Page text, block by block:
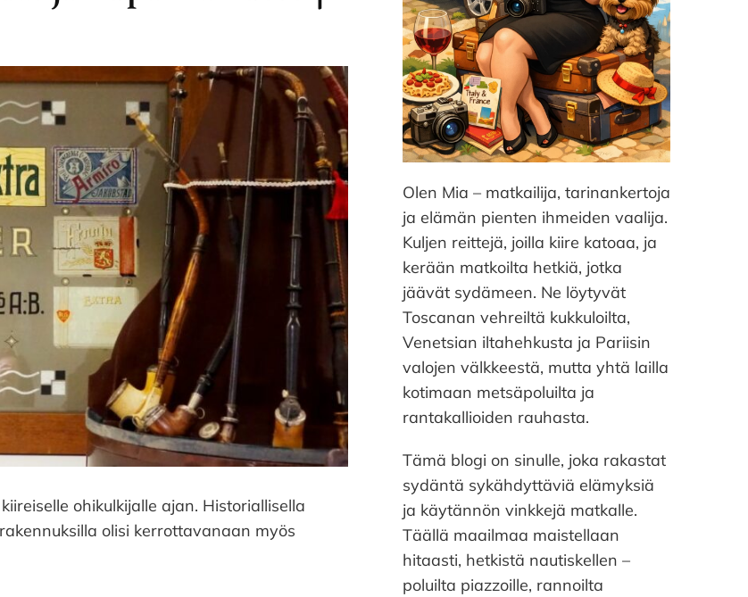
ohikulkijalle ajan. Historiallisella
olisi kerrottavanaan myös
Olen Mia – matkailija, tarinankertoja
ja elämän pienten ihmeiden vaalija.
Kuljen reittejä, joilla kiire katoaa, ja
kerään matkoilta hetkiä, jotka
jäävät sydämeen. Ne löytyvät
Toscanan vehreiltä kukkuloilta,
Venetsian iltahehkusta ja Pariisin
valojen välkkeestä, mutta yhtä lailla
kotimaan metsäpoluilta ja
rantakallioiden rauhasta.
Tämä blogi on sinulle, joka rakastat
sydäntä sykähdyttäviä elämyksiä
ja käytännön vinkkejä matkalle.
Täällä maailmaa maistellaan
hitaasti, hetkistä nautiskellen –
poluilta piazzoille, rannoilta